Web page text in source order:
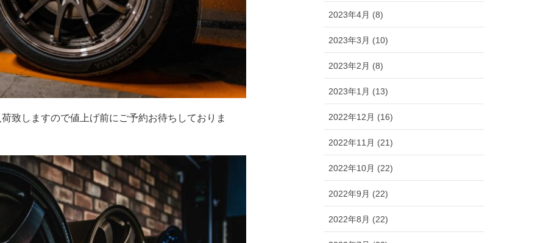
致しますので値上げ前にご予約お待ちしておりま
2023年4月 (8)
2023年3月 (10)
2023年2月 (8)
2023年1月 (13)
2022年12月 (16)
2022年11月 (21)
2022年10月 (22)
2022年9月 (22)
2022年8月 (22)